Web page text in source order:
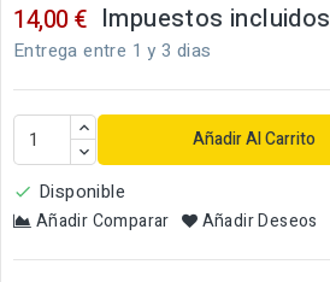
14,00 € Impuestos incluidos
Entrega entre 1 y 3 dias
Añadir Al Carrito
 Disponible
Añadir Comparar Añadir Deseos